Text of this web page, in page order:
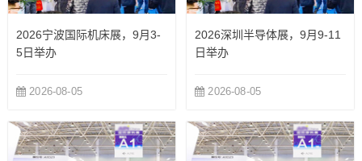
2026宁波国际机床展，9月3-
5日举办
2026-08-05
2026深圳半导体展，9月9-11
日举办
2026-08-05